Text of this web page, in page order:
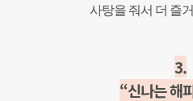
사탕을 줘서 더 즐
3.
“신나는 해